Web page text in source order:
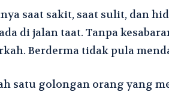
saat sakit, saat sulit, dan
di jalan taat. Tanpa
Berderma tidak pula
satu golongan orang yang